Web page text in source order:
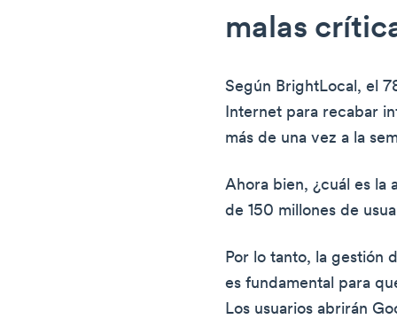
malas
Según BrightLocal, el
Internet para recabar
más de una vez a la
Ahora bien, ¿cuál es la
de 150 millones de
Por lo tanto, la gestión
es fundamental para
Los usuarios abrirán